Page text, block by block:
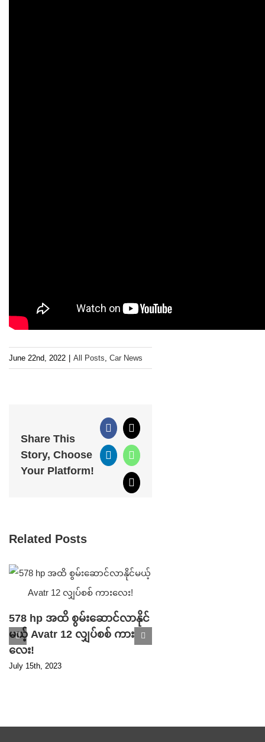
June 22nd, 2022 All Posts, Car News
Share This
Story, Choose
Your Platform!
Facebook
X
LinkedInWhatsApp
Email
Related Posts
578 hp အထိ စွမ်းဆောင်လာနိုင်
မယ့် Avatr 12 လျှပ်စစ် ကား
လေး!
July 15th, 2023